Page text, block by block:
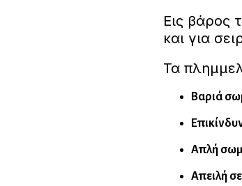
Εις βάρος
και για
Τα
Βαριά
Απλή
Απειλή